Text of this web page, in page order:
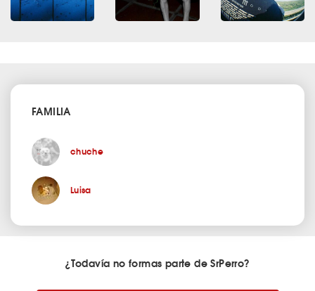
FAMILIA
chuche
Luisa
¿Todavía no formas parte de SrPerro?